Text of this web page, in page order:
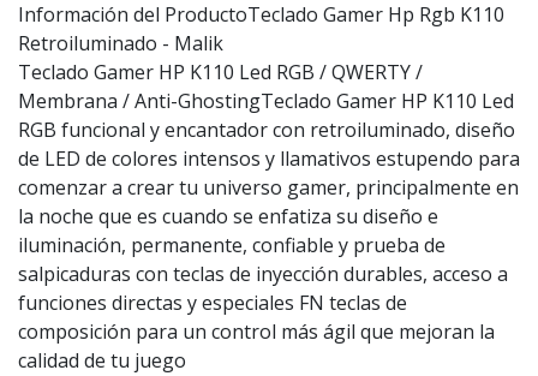
Información del ProductoTeclado Gamer Hp Rgb K110
Retroiluminado - Malik
Teclado Gamer HP K110 Led RGB / QWERTY /
Membrana / Anti-GhostingTeclado Gamer HP K110 Led
RGB funcional y encantador con retroiluminado, diseño
de LED de colores intensos y llamativos estupendo para
comenzar a crear tu universo gamer, principalmente en
la noche que es cuando se enfatiza su diseño e
iluminación, permanente, confiable y prueba de
salpicaduras con teclas de inyección durables, acceso a
funciones directas y especiales FN teclas de
composición para un control más ágil que mejoran la
calidad de tu juego